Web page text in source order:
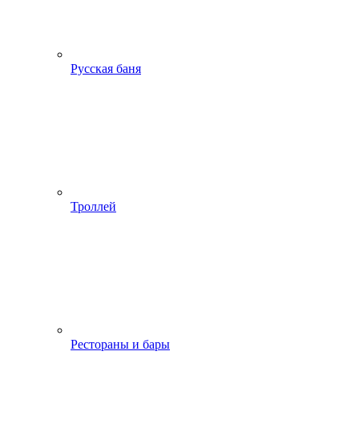
Русская баня
Троллей
Рестораны и бары